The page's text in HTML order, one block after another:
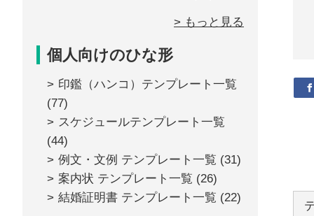
> もっと見る
個人向けのひな形
印鑑（ハンコ）テンプレート一覧
(77)
スケジュールテンプレート一覧
(44)
例文・文例 テンプレート一覧 (31)
案内状 テンプレート一覧 (26)
結婚証明書 テンプレート一覧 (22)